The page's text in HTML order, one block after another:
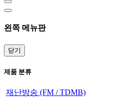
왼쪽 메뉴판
닫기
제품 분류
재난방송 (FM / TDMB)